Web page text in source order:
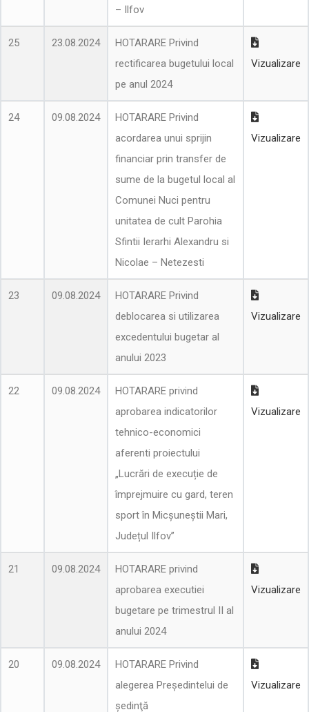
– Ilfov
25 23.08.2024
HOTARARE Privind
rectificarea bugetului local
pe anul 2024
Vizualizare
24 09.08.2024
HOTARARE Privind
acordarea unui sprijin
financiar prin transfer de
sume de la bugetul local al
Comunei Nuci pentru
unitatea de cult Parohia
Sfintii Ierarhi Alexandru si
Nicolae – Netezesti
Vizualizare
23 09.08.2024
HOTARARE Privind
deblocarea si utilizarea
excedentului bugetar al
anului 2023
Vizualizare
22 09.08.2024
HOTARARE privind
aprobarea indicatorilor
tehnico-economici
aferenti proiectului
„Lucrări de execuție de
împrejmuire cu gard, teren
sport în Micșuneștii Mari,
Județul Ilfov”
Vizualizare
21 09.08.2024
HOTARARE privind
aprobarea executiei
bugetare pe trimestrul II al
anului 2024
Vizualizare
20 09.08.2024
HOTARARE Privind
alegerea Preşedintelui de
şedinţă
Vizualizare